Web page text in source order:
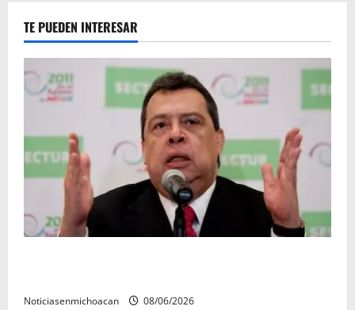
TE PUEDEN INTERESAR
Noticiasenmichoacan 08/06/2026